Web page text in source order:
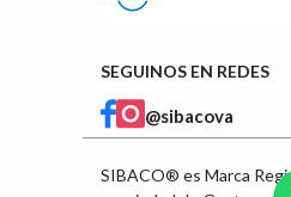
SEGUINOS EN REDES
@sibacova
SIBACO® es Marca